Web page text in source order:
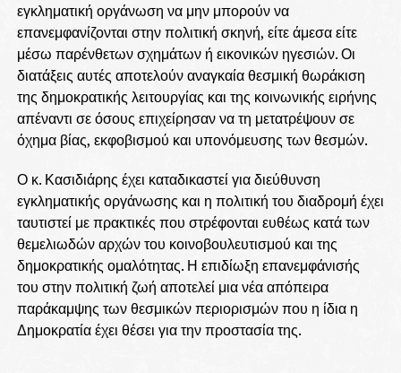
εγκληματική οργάνωση να μην μπορούν να
επανεμφανίζονται στην πολιτική σκηνή, είτε άμεσα είτε
μέσω παρένθετων σχημάτων ή εικονικών ηγεσιών. Οι
διατάξεις αυτές αποτελούν αναγκαία θεσμική θωράκιση
της δημοκρατικής λειτουργίας και της κοινωνικής ειρήνης
απέναντι σε όσους επιχείρησαν να τη μετατρέψουν σε
όχημα βίας, εκφοβισμού και υπονόμευσης των θεσμών.
Ο κ. Κασιδιάρης έχει καταδικαστεί για διεύθυνση
εγκληματικής οργάνωσης και η πολιτική του διαδρομή έχει
ταυτιστεί με πρακτικές που στρέφονται ευθέως κατά των
θεμελιωδών αρχών του κοινοβουλευτισμού και της
δημοκρατικής ομαλότητας. Η επιδίωξη επανεμφάνισής
του στην πολιτική ζωή αποτελεί μια νέα απόπειρα
παράκαμψης των θεσμικών περιορισμών που η ίδια η
Δημοκρατία έχει θέσει για την προστασία της.